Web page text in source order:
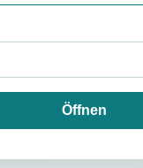
Öffnen